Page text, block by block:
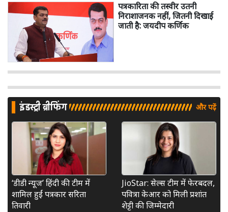
पत्रकारिता की तस्वीर उतनी
निराशाजनक नहीं, जितनी दिखाई
जाती है: जयदीप कर्णिक
इंडस्ट्री ब्रीफिंग और पढ़ें
‘डीडी न्यूज’ हिंदी की टीम में
शामिल हुईं पत्रकार सरिता
तिवारी
JioStar: सेल्स टीम में फेरबदल,
पवित्रा केआर को मिली प्रशांत
शेट्टी की जिम्मेदारी